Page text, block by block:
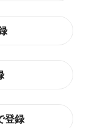
登録